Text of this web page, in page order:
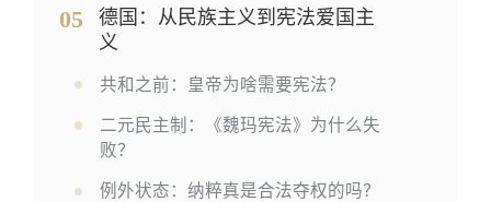
05
德国：从民族主义到宪法爱国主
义
共和之前：皇帝为啥需要宪法？
二元民主制：《魏玛宪法》为什么失
败？
例外状态：纳粹真是合法夺权的吗？